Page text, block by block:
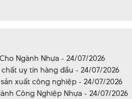
Ngành Nhựa - 24/07/2026
uy tín hàng đầu - 24/07/2026
xuất công nghiệp - 24/07/2026
Công Nghiệp Nhựa - 24/07/2026